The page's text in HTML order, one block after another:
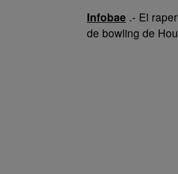
Infobae .- El
de bowling de